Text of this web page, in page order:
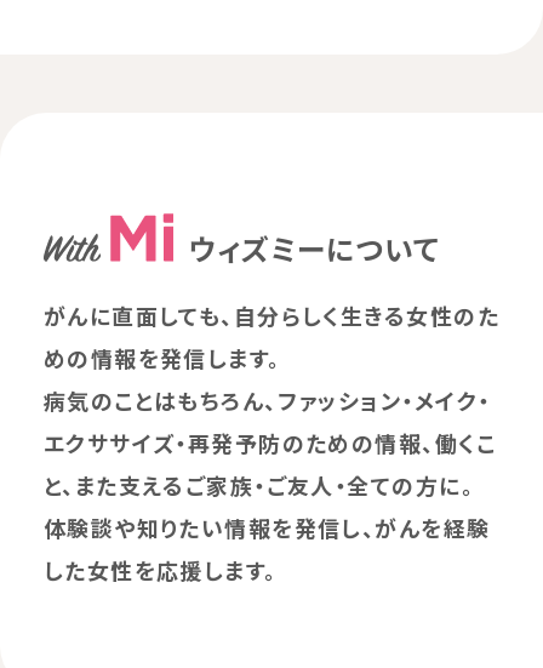
ウィズミーについて
がんに直面しても、自分らしく生きる女性のた
めの情報を発信します。
病気のことはもちろん、ファッション・メイク・
エクササイズ・再発予防のための情報、働くこ
と、また支えるご家族・ご友人・全ての方に。
体験談や知りたい情報を発信し、がんを経験
した女性を応援します。